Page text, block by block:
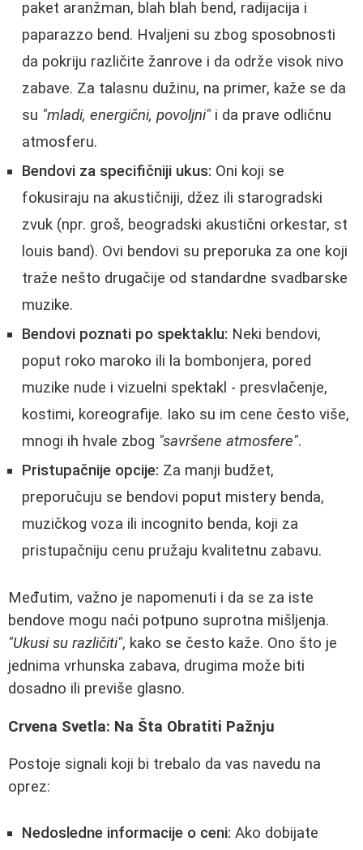
paket aranžman, blah blah bend, radijacija i
paparazzo bend. Hvaljeni su zbog sposobnosti
da pokriju različite žanrove i da održe visok nivo
zabave. Za talasnu dužinu, na primer, kaže se da
su "mladi, energični, povoljni" i da prave odličnu
atmosferu.
Bendovi za specifičniji ukus: Oni koji se
fokusiraju na akustičniji, džez ili starogradski
zvuk (npr. groš, beogradski akustični orkestar, st
louis band). Ovi bendovi su preporuka za one koji
traže nešto drugačije od standardne svadbarske
muzike.
Bendovi poznati po spektaklu: Neki bendovi,
poput roko maroko ili la bombonjera, pored
muzike nude i vizuelni spektakl - presvlačenje,
kostimi, koreografije. Iako su im cene često više,
mnogi ih hvale zbog "savršene atmosfere".
Pristupačnije opcije: Za manji budžet,
preporučuju se bendovi poput mistery benda,
muzičkog voza ili incognito benda, koji za
pristupačniju cenu pružaju kvalitetnu zabavu.
Međutim, važno je napomenuti i da se za iste
bendove mogu naći potpuno suprotna mišljenja.
"Ukusi su različiti", kako se često kaže. Ono što je
jednima vrhunska zabava, drugima može biti
dosadno ili previše glasno.
Crvena Svetla: Na Šta Obratiti Pažnju
Postoje signali koji bi trebalo da vas navedu na
oprez:
Nedosledne informacije o ceni: Ako dobijate